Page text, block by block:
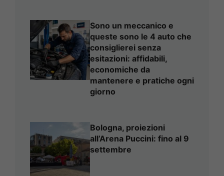
Sono un meccanico e
queste sono le 4 auto che
consiglierei senza
esitazioni: affidabili,
economiche da
mantenere e pratiche ogni
giorno
Bologna, proiezioni
all’Arena Puccini: fino al 9
settembre